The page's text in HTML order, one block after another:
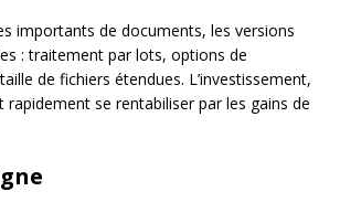
importants de documents, les versions
: traitement par lots, options de
de fichiers étendues. L’investissement,
se rentabiliser par les gains de